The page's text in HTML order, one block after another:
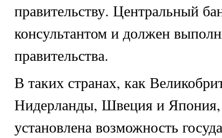
правительству. Центральный
консультантом и должен
правительства.
В таких странах, как
Нидерланды, Швеция и Япония,
установлена возможность